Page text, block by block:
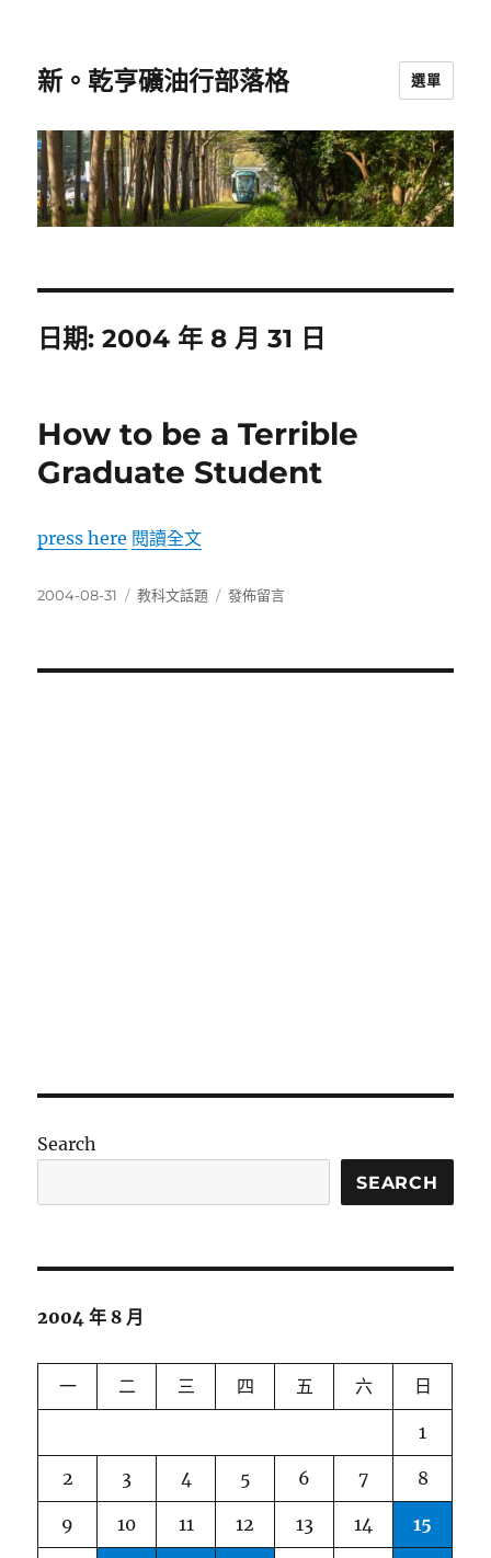
新。乾亨礦油行部落格 選單
日期:2004 年 8 月 31 日
How to be a Terrible
Graduate Student
press here 閱讀全文〈How to be a Terrible Graduate
發
2004-08-31
分
教科文話題
在
發佈留言
Search
SEARCH
2004 年 8 月
一 二 三 四 五 六 日
1
2 3 4 5 6 7 8
9 10 11 12 13 14 15